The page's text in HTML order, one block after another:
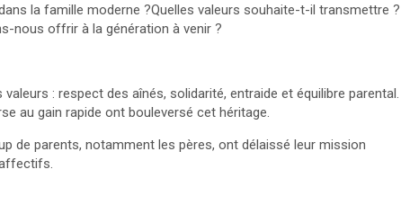
la famille moderne ?Quelles valeurs souhaite-t-il transmettre ?
nous offrir à la génération à venir ?
: respect des aînés, solidarité, entraide et équilibre parental.
au gain rapide ont bouleversé cet héritage.
de parents, notamment les pères, ont délaissé leur mission